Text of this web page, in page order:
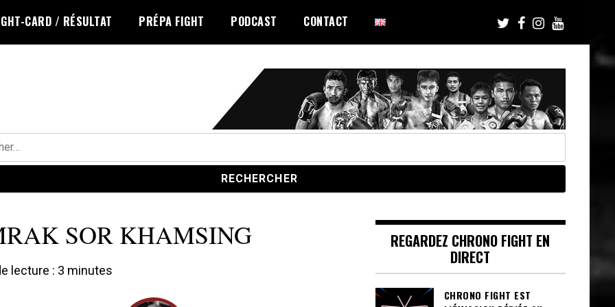
CARD / RÉSULTAT PRÉPA FIGHT PODCAST CONTACT
:
SOR KHAMSING
lecture : 3 minutes
REGARDEZ CHRONO FIGHT EN
DIRECT
CHRONO FIGHT EST